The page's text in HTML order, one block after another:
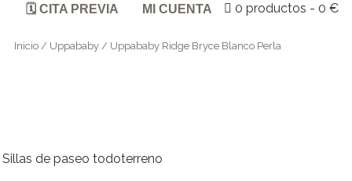
🗓️ CITA PREVIA
MI CUENTA 0 productos 0 €
Inicio / Uppababy / Uppababy Ridge Bryce Blanco Perla
Sillas de paseo todoterreno